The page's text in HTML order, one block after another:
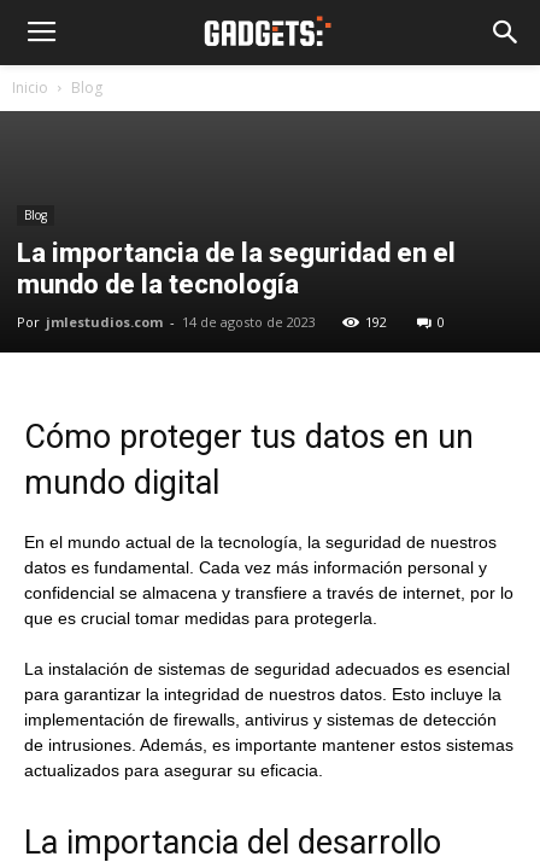
Inicio Blog
Blog
La importancia de la seguridad en el
mundo de la tecnología
Por jmlestudios.com - 14 de agosto de 2023 192 0
Cómo proteger tus datos en un
mundo digital
En el mundo actual de la tecnología, la seguridad de nuestros
datos es fundamental. Cada vez más información personal y
confidencial se almacena y transfiere a través de internet, por lo
que es crucial tomar medidas para protegerla.
La instalación de sistemas de seguridad adecuados es esencial
para garantizar la integridad de nuestros datos. Esto incluye la
implementación de firewalls, antivirus y sistemas de detección
de intrusiones. Además, es importante mantener estos sistemas
actualizados para asegurar su eficacia.
La importancia del desarrollo